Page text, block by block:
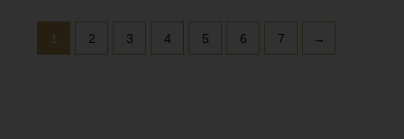
1 2 3 4 5 6 7 →